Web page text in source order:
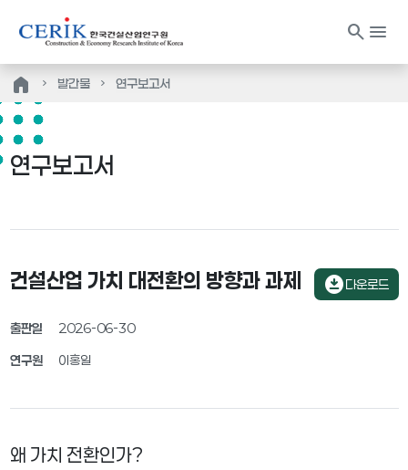
search menu
home 발간물 연구보고서
연구보고서
건설산업 가치 대전환의 방향과 과제
출판일 2026-06-30
연구원 이홍일
download_for_offline다운로드
왜 가치 전환인가?